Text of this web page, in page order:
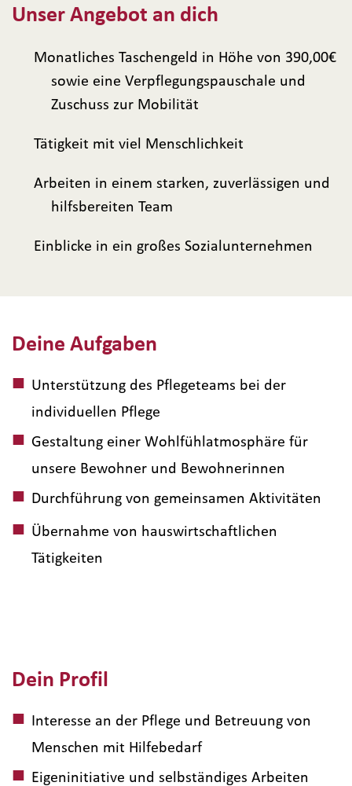
Deine Aufgaben
Unterstützung des Pflegeteams bei der
individuellen Pflege
Gestaltung einer Wohlfühlatmosphäre für
unsere Bewohner und Bewohnerinnen
Durchführung von gemeinsamen Aktivitäten
Übernahme von hauswirtschaftlichen
Tätigkeiten
Dein Profil
Interesse an der Pflege und Betreuung von
Menschen mit Hilfebedarf
Eigeninitiative und selbständiges Arbeiten
Unser Angebot an dich
Monatliches Taschengeld in Höhe von 390,00€
sowie eine Verpflegungspauschale und
Zuschuss zur Mobilität
Tätigkeit mit viel Menschlichkeit
Arbeiten in einem starken, zuverlässigen und
hilfsbereiten Team
Einblicke in ein großes Sozialunternehmen